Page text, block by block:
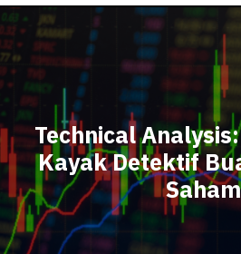
Button
Technical
Kayak Detektif
Saham